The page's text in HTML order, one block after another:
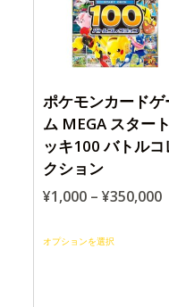
ポケモンカードゲ
ム MEGA スター
ッキ100 バトルコ
クション
¥1,000– ¥350,000
オプションを選択